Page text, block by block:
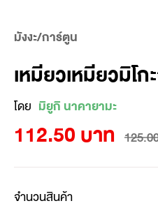
มังงะ/การ์ตูน
เหมียวเหมียวมิโก
โดย มิยูกิ นาคายามะ
112.50 บาท
จำนวนสินค้า